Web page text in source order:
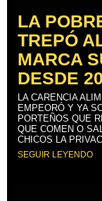
LA
TREPÓ
MARCA
DESDE
LA CARENCIA
EMPEORÓ Y YA
PORTEÑOS QUE
QUE COMEN O
CHICOS LA
SEGUIR LEYENDO